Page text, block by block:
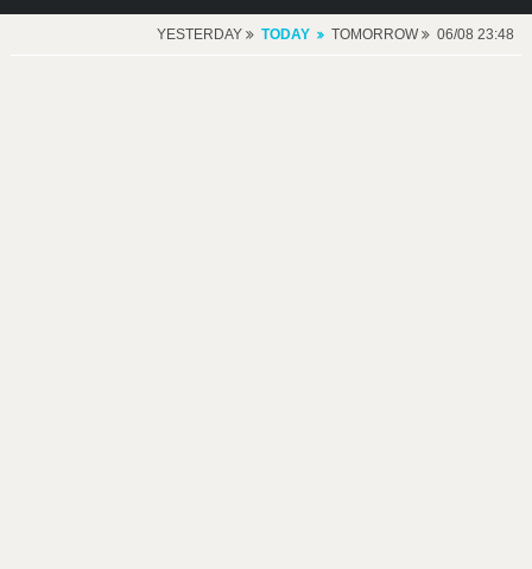
YESTERDAY TODAY TOMORROW 06/08 23:48